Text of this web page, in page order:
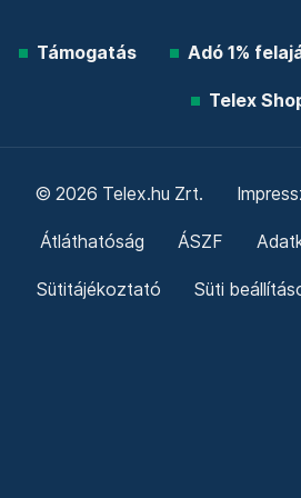
Támogatás Adó 1%
Telex
© 2026 Telex.hu Zrt.
Átláthatóság ÁSZF
Sütitájékoztató Süti